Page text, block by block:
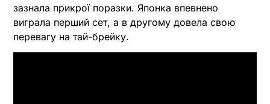
зазнала прикрої поразки. Японка впевнено
виграла перший сет, а в другому довела свою
перевагу на тай-брейку.